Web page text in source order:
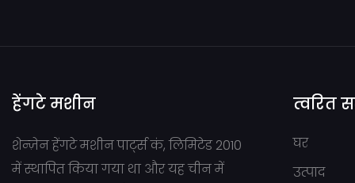
हेंगटे मशीन
शेन्ज़ेन हेंगटे मशीन पार्ट्स कं, लिमिटेड 2010
में स्थापित किया गया था और यह चीन में
त्वरित
घर
उत्पाद